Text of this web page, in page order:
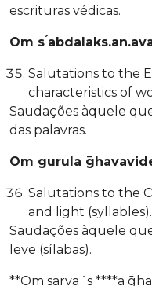
escrituras védicas.
Om s
Salutations to the
characteristics of
Saudações àquele
das palavras.
Om gurula
Salutations to the
and light (syllables).
Saudações àquele
leve (sílabas).
**Om sarva´s ****a